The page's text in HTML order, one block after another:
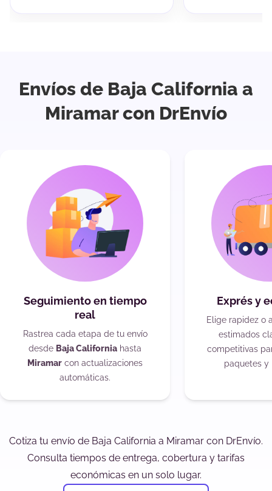
Envíos de Baja California a
Miramar con DrEnvío
Seguimiento en tiempo
real
Rastrea cada etapa de tu envío
desde Baja California hasta
Miramar con actualizaciones
automáticas.
Exprés y
Elige rapidez o
estimados
competitivas
paquetes y
Cotiza tu envío de Baja California a Miramar con DrEnvío.
Consulta tiempos de entrega, cobertura y tarifas
económicas en un solo lugar.